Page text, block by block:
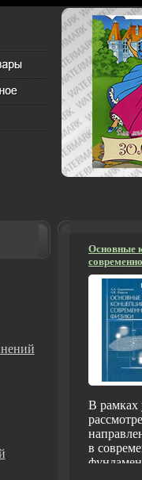
Основные
высших
инфо
В рамках
в